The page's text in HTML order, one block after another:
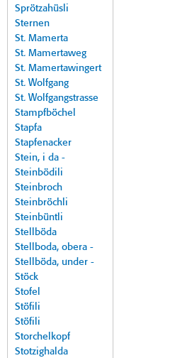
Sprötzahüsli
Sternen
St. Mamerta
St. Mamertaweg
St. Mamertawingert
St. Wolfgang
St. Wolfgangstrasse
Stampfböchel
Stapfa
Stapfenacker
Stein, i da -
Steinbödili
Steinbroch
Steinbröchli
Steinbüntli
Stellböda
Stellboda, obera -
Stellböda, under -
Stöck
Stofel
Stöfili
Stöfili
Storchelkopf
Stotzighalda